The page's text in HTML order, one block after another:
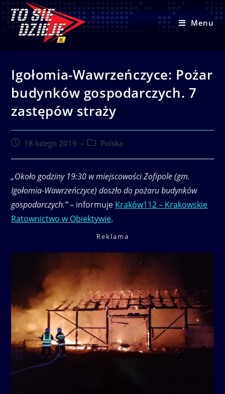
content
Menu
Igołomia-Wawrzeńczyce: Pożar
budynków gospodarczych. 7
zastępów straży
Post18 lutego 2019
PostPolska
„Około godziny 19:30 w miejscowości Zofipole (gm.
Igołomia-Wawrzeńczyce) doszło do pożaru budynków
gospodarczych.”– informuje Kraków112 – Krakowskie
Ratownictwo w Obiektywie.
Reklama